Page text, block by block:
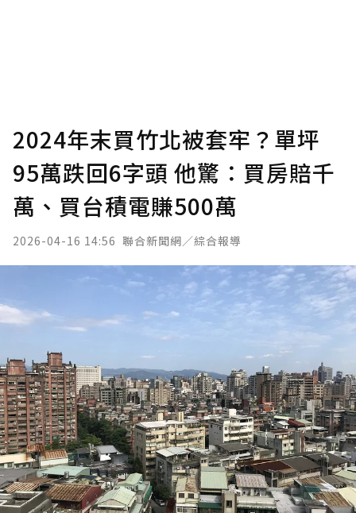
2024年末買竹北被套牢？單坪
95萬跌回6字頭 他驚：買房賠千
萬、買台積電賺500萬
2026-04-16 14:56 聯合新聞網／綜合報導